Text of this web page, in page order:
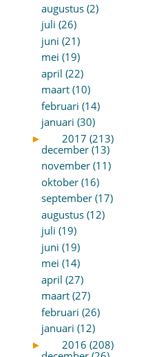
augustus (2)
juli (26)
juni (21)
mei (19)
april (22)
maart (10)
februari (14)
januari (30)
►
2017 (213)
december (13)
november (11)
oktober (16)
september (17)
augustus (12)
juli (19)
juni (19)
mei (14)
april (27)
maart (27)
februari (26)
januari (12)
►
2016 (208)